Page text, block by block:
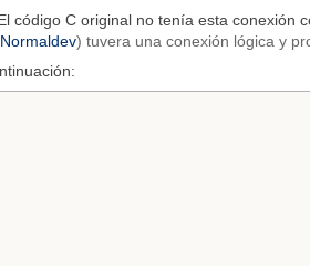
El código C original no tenía esta conexión
) tuvera una conexión lógica y